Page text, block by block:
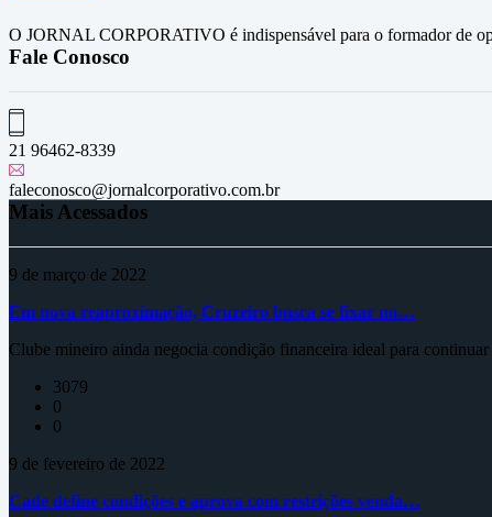
O JORNAL CORPORATIVO é indispensável para o formador de
Fale Conosco
21 96462-8339
faleconosco@jornalcorporativo.com.br
Mais Acessados
9 de março de 2022
Em nova reaproximação, Cruzeiro busca se fixar no…
Clube mineiro ainda negocia condição financeira ideal para
3079
0
0
9 de fevereiro de 2022
Cade define condições e aprova com restrições venda…